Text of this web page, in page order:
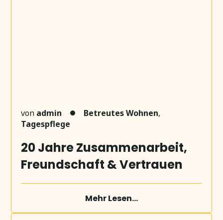
20 Jahre Zusammenarbeit,
Freundschaft & Vertrauen
von admin Betreutes Wohnen,
Tagespflege
Mehr Lesen...